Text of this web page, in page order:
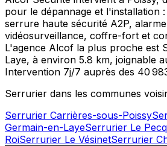
pour le dépannage et l'installation
serrure haute sécurité A2P,
vidéosurveillance, coffre-fort et
L'agence Alcof la plus proche est
Laye, à environ 5.8 km, joignable
Intervention 7j/7 auprès des 40
Serrurier dans les communes
Serrurier Carrières-sous-Poissy
Germain-en-LayeSerrurier Le Pecq
RoiSerrurier Le VésinetSerrurier